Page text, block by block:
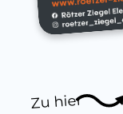
Zu hier